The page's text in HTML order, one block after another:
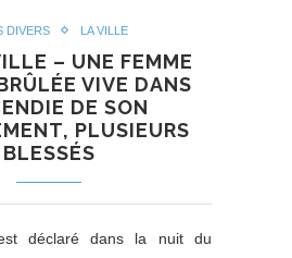
DIVERS LA VILLE
– UNE FEMME
VIVE DANS
DE SON
PLUSIEURS
BLESSÉS
déclaré dans la nuit du